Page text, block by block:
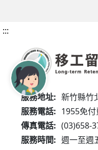
:::
服務地址: 新竹縣竹
服務電話: 1955免
傳真電話: (03)658-
服務時間: 週一至週